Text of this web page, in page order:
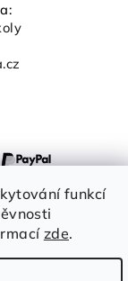
funkcí
zde.
reserved.